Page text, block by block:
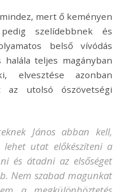
mert ő keményen
szelídebbnek és
belső vívódás
teljes magányban
elvesztése azonban
az utolsó ószövetségi
János abban kell,
utat előkészíteni a
és átadni az elsőséget
Nem szabad magunkat